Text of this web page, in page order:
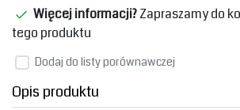
Więcej informacji?Zapraszamy do
tego produktu
Dodaj do listy porównawczej
Opis produktu